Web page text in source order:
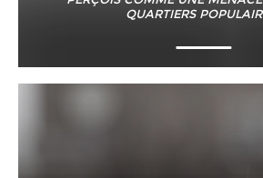
QUARTIERS